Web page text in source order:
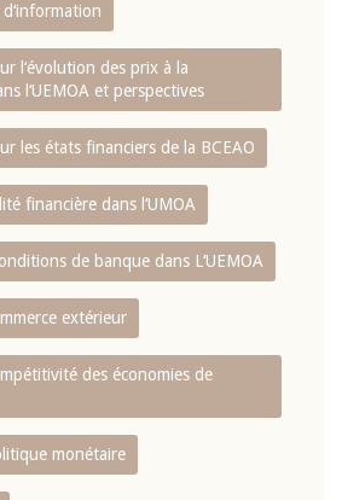
l‘évolution des prix à la
l‘UEMOA et perspectives
les états financiers de la BCEAO
financière dans l‘UMOA
de banque dans L‘UEMOA
extérieur
des économies de
monétaire